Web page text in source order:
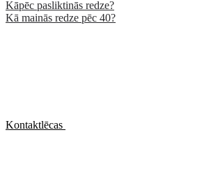
Kāpēc pasliktinās redze?
Kā mainās redze pēc 40?
Kontaktlēcas